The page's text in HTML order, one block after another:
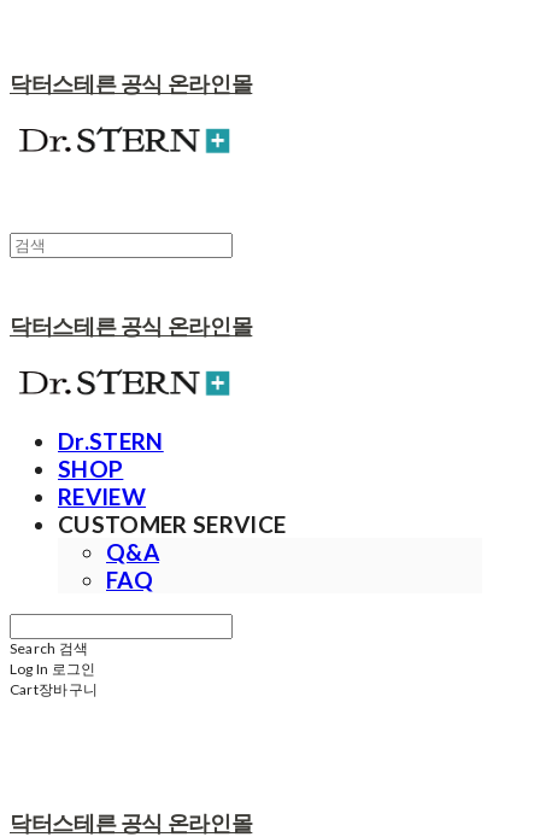
닥터스테른 공식 온라인몰
닥터스테른 공식 온라인몰
Dr.STERN
SHOP
REVIEW
CUSTOMER SERVICE
Q&A
FAQ
Search 검색
Log In 로그인
Cart장바구니
닥터스테른 공식 온라인몰